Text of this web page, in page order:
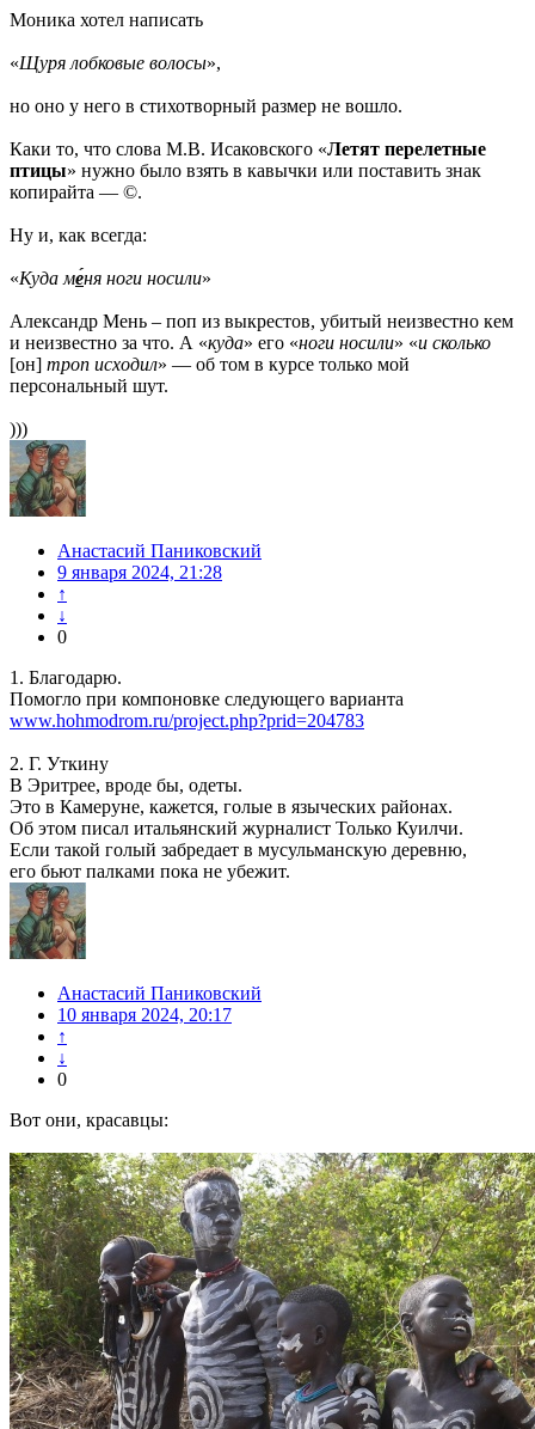
Моника хотел написать
«Щуря лобковые волосы»,
но оно у него в стихотворный размер не вошло.
Каки то, что слова М.В. Исаковского «Летят перелетные
птицы» нужно было взять в кавычки или поставить знак
копирайта — ©.
Ну и, как всегда:
«Куда ме́ня ноги носили»
Александр Мень – поп из выкрестов, убитый неизвестно кем
и неизвестно за что. А «куда» его «ноги носили» «и сколько
[он] троп исходил» — об том в курсе только мой
персональный шут.
)))
Анастасий Паниковский
9 января 2024, 21:28
↑
↓
0
1. Благодарю.
Помогло при компоновке следующего варианта
www.hohmodrom.ru/project.php?prid=204783
2. Г. Уткину
В Эритрее, вроде бы, одеты.
Это в Камеруне, кажется, голые в языческих районах.
Об этом писал итальянский журналист Только Куилчи.
Если такой голый забредает в мусульманскую деревню,
его бьют палками пока не убежит.
Анастасий Паниковский
10 января 2024, 20:17
↑
↓
0
Вот они, красавцы: